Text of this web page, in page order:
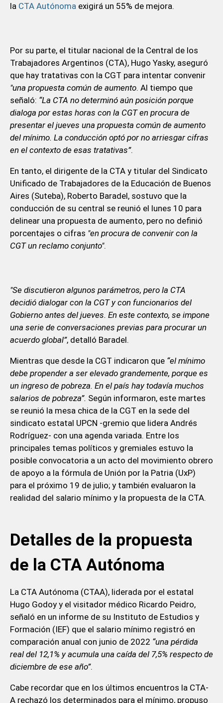
la CTA Autónoma exigirá un 55% de mejora.
Por su parte, el titular nacional de la Central de los
Trabajadores Argentinos (CTA), Hugo Yasky, aseguró
que hay tratativas con la CGT para intentar convenir
"una propuesta común de aumento. Al tiempo que
señaló: “La CTA no determinó aún posición porque
dialoga por estas horas con la CGT en procura de
presentar el jueves una propuesta común de aumento
del mínimo. La conducción optó por no arriesgar cifras
en el contexto de esas tratativas”.
En tanto, el dirigente de la CTA y titular del Sindicato
Unificado de Trabajadores de la Educación de Buenos
Aires (Suteba), Roberto Baradel, sostuvo que la
conducción de su central se reunió el lunes 10 para
delinear una propuesta de aumento, pero no definió
porcentajes o cifras "en procura de convenir con la
CGT un reclamo conjunto".
"Se discutieron algunos parámetros, pero la CTA
decidió dialogar con la CGT y con funcionarios del
Gobierno antes del jueves. En este contexto, se impone
una serie de conversaciones previas para procurar un
acuerdo global”, detalló Baradel.
Mientras que desde la CGT indicaron que “el mínimo
debe propender a ser elevado grandemente, porque es
un ingreso de pobreza. En el país hay todavía muchos
salarios de pobreza”. Según informaron, este martes
se reunió la mesa chica de la CGT en la sede del
sindicato estatal UPCN -gremio que lidera Andrés
Rodríguez- con una agenda variada. Entre los
principales temas políticos y gremiales estuvo la
posible convocatoria a un acto del movimiento obrero
de apoyo a la fórmula de Unión por la Patria (UxP)
para el próximo 19 de julio; y también evaluaron la
realidad del salario mínimo y la propuesta de la CTA.
Detalles de la propuesta
de la CTA Autónoma
La CTA Autónoma (CTAA), liderada por el estatal
Hugo Godoy y el visitador médico Ricardo Peidro,
señaló en un informe de su Instituto de Estudios y
Formación (IEF) que el salario mínimo registró en
comparación anual con junio de 2022 “una pérdida
real del 12,1% y acumula una caída del 7,5% respecto de
diciembre de ese año”.
Cabe recordar que en los últimos encuentros la CTA-
A rechazó los determinados para el mínimo, propuso